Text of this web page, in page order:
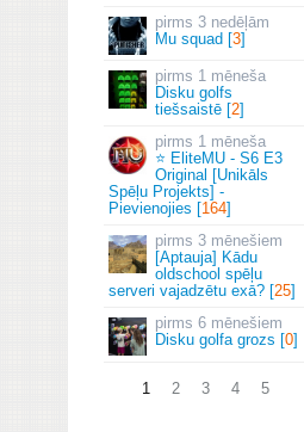
3 nedēļām
Mu squad [3]
1 mēneša
Disku golfs
tiešsaistē [2]
1 mēneša
⭐ EliteMU - S6 E3
Original [Unikāls
Spēļu Projekts] -
Pievienojies [164]
3 mēnešiem
[Aptauja] Kādu
oldschool spēļu
serveri vajadzētu exā? [25]
6 mēnešiem
Disku golfa grozs [0]
1 2 3 4 5